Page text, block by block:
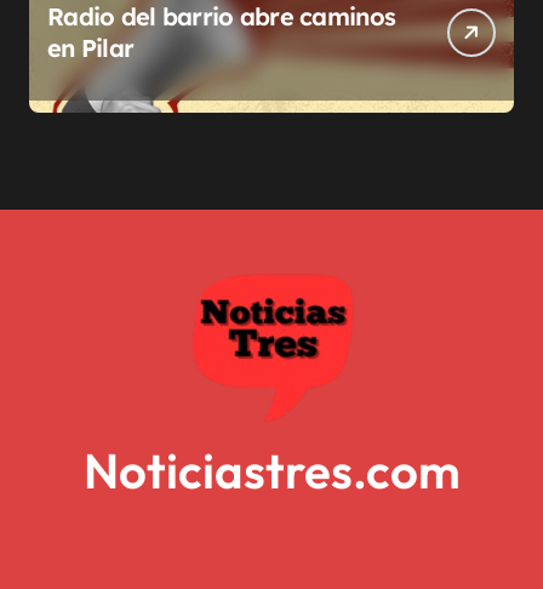
Radio del barrio abre caminos
en Pilar
Noticiastres.com